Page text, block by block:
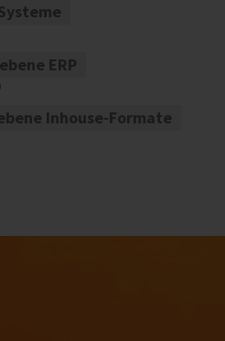
ERP
Inhouse-Formate